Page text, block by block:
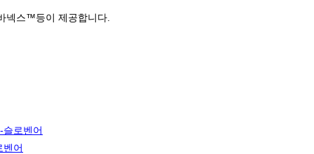
넥스™등이 제공합니다.
슬로벤어
벤어